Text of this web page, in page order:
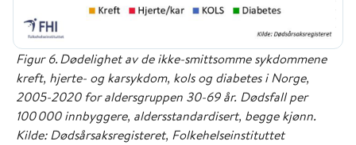
Figur 6. Dødelighet av de ikke-smittsomme sykdommene
kreft, hjerte- og karsykdom, kols og diabetes i Norge,
2005-2020 for aldersgruppen 30-69 år. Dødsfall per
100 000 innbyggere, aldersstandardisert, begge kjønn.
Kilde: Dødsårsaksregisteret, Folkehelseinstituttet